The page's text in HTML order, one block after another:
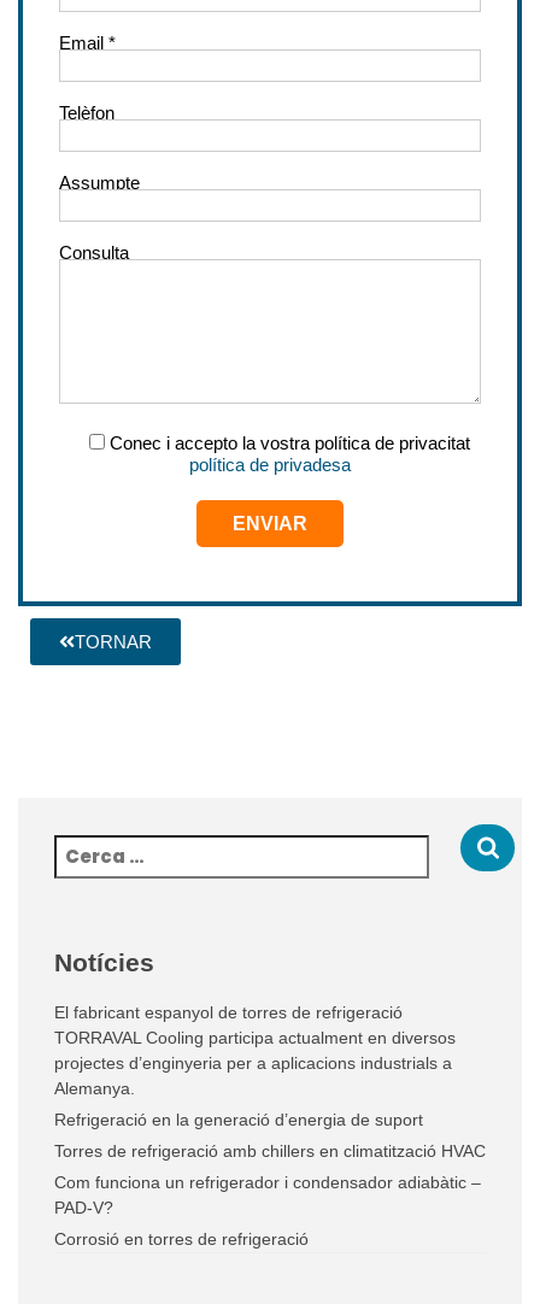
Email *
Telèfon
Assumpte
Consulta
Conec i accepto la vostra política de privacitat
política de privadesa
TORNAR
Notícies
El fabricant espanyol de torres de refrigeració
TORRAVAL Cooling participa actualment en diversos
projectes d’enginyeria per a aplicacions industrials a
Alemanya.
Refrigeració en la generació d’energia de suport
Torres de refrigeració amb chillers en climatització HVAC
Com funciona un refrigerador i condensador adiabàtic –
PAD-V?
Corrosió en torres de refrigeració